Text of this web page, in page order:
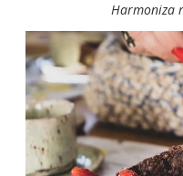
Harmoniza